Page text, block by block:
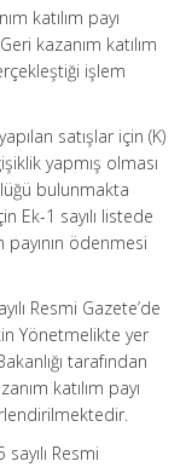
katılım payı
kazanım katılım
işlem
satışlar için (K)
yapmış olması
bulunmakta
Ek-1 sayılı listede
payının ödenmesi
Resmi Gazete’de
Yönetmelikte yer
tarafından
katılım payı
Resmi